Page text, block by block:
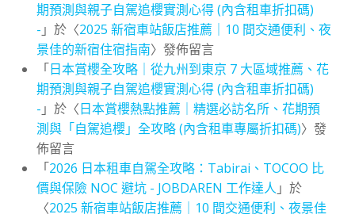
期預測與親子自駕追櫻實測心得 (內含租車折扣碼)
- 」於〈2025 新宿車站飯店推薦｜10 間交通便利、夜
景佳的新宿住宿指南〉發佈留言
「日本賞櫻全攻略｜從九州到東京 7 大區域推薦、花
期預測與親子自駕追櫻實測心得 (內含租車折扣碼)
- 」於〈日本賞櫻熱點推薦｜精選必訪名所、花期預
測與「自駕追櫻」全攻略 (內含租車專屬折扣碼)〉發
佈留言
「2026 日本租車自駕全攻略：Tabirai、TOCOO 比
價與保險 NOC 避坑 - JOBDAREN 工作達人 」於
〈2025 新宿車站飯店推薦｜10 間交通便利、夜景佳